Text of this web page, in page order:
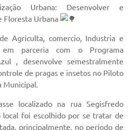
DA TAXA DE INSCRIÇÃO
2029, LDO 2026 e LOA 2026
MUNICIPAL 2025
Urbana: Desenvolver e
Floresta Urbana
Agriculta, comercio, Industria e
parceria com o Programa
, desenvolve semestralmente
de pragas e insetos no Piloto
Municipal.
localizado na rua Segisfredo
local foi escolhido por se tratar de
principalmente, no período de